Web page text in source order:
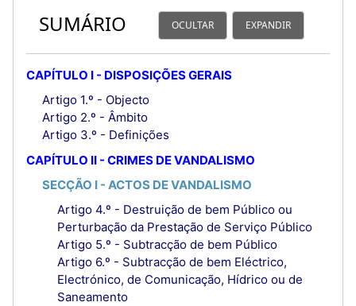
SUMÁRIO OCULTAR EXPANDIR
CAPÍTULO I - DISPOSIÇÕES GERAIS
Artigo 1.º - Objecto
Artigo 2.º - Âmbito
Artigo 3.º - Definições
CAPÍTULO II - CRIMES DE VANDALISMO
SECÇÃO I - ACTOS DE VANDALISMO
Artigo 4.º - Destruição de bem Público ou
Perturbação da Prestação de Serviço Público
Artigo 5.º - Subtracção de bem Público
Artigo 6.º - Subtracção de bem Eléctrico,
Electrónico, de Comunicação, Hídrico ou de
Saneamento